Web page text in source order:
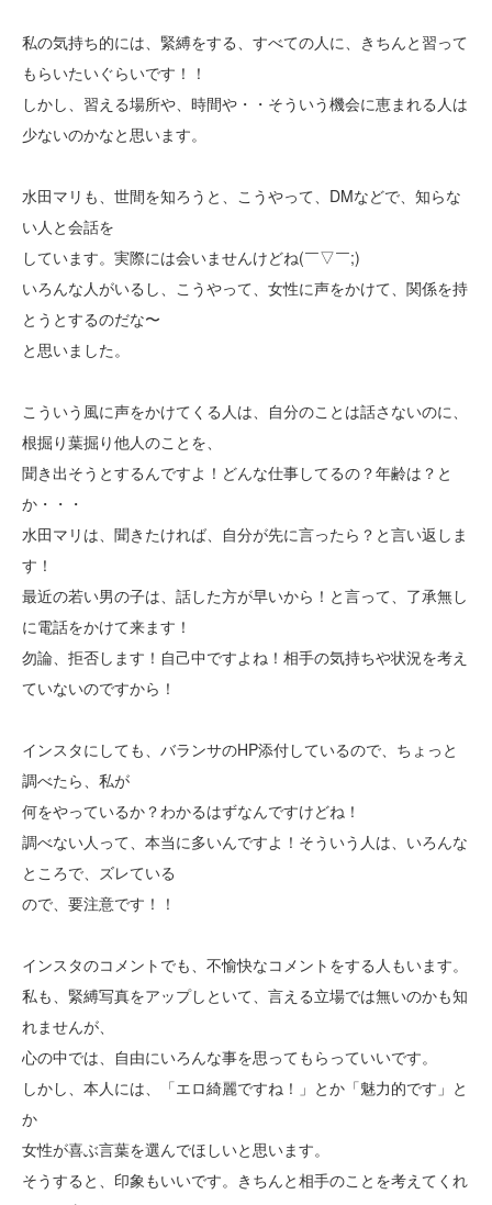
私の気持ち的には、緊縛をする、すべての人に、きちんと習って
もらいたいぐらいです！！
しかし、習える場所や、時間や・・そういう機会に恵まれる人は
少ないのかなと思います。
水田マリも、世間を知ろうと、こうやって、DMなどで、知らな
い人と会話を
しています。実際には会いませんけどね(￣▽￣;)
いろんな人がいるし、こうやって、女性に声をかけて、関係を持
とうとするのだな〜
と思いました。
こういう風に声をかけてくる人は、自分のことは話さないのに、
根掘り葉掘り他人のことを、
聞き出そうとするんですよ！どんな仕事してるの？年齢は？と
か・・・
水田マリは、聞きたければ、自分が先に言ったら？と言い返しま
す！
最近の若い男の子は、話した方が早いから！と言って、了承無し
に電話をかけて来ます！
勿論、拒否します！自己中ですよね！相手の気持ちや状況を考え
ていないのですから！
インスタにしても、バランサのHP添付しているので、ちょっと
調べたら、私が
何をやっているか？わかるはずなんですけどね！
調べない人って、本当に多いんですよ！そういう人は、いろんな
ところで、ズレている
ので、要注意です！！
インスタのコメントでも、不愉快なコメントをする人もいます。
私も、緊縛写真をアップしといて、言える立場では無いのかも知
れませんが、
心の中では、自由にいろんな事を思ってもらっていいです。
しかし、本人には、「エロ綺麗ですね！」とか「魅力的です」と
か
女性が喜ぶ言葉を選んでほしいと思います。
そうすると、印象もいいです。きちんと相手のことを考えてくれ